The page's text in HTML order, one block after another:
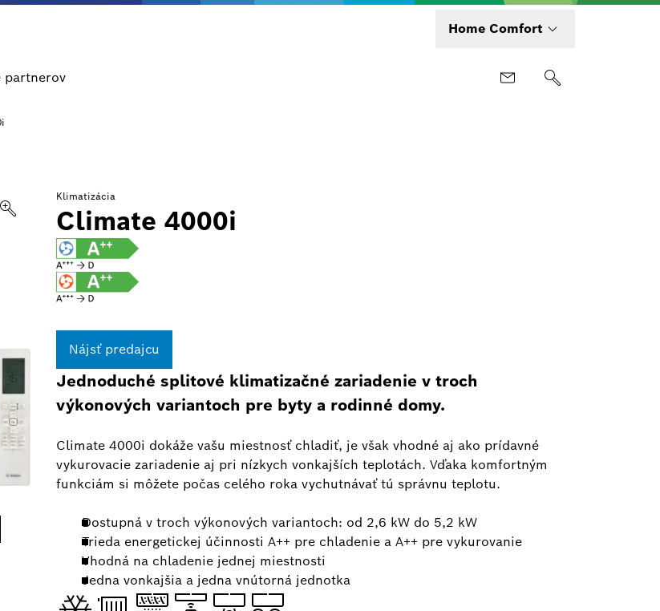
Home Comfort
partnerov
Klimatizácia
Climate 4000i
Nájsť predajcu
Jednoduché splitové klimatizačné zariadenie v troch
výkonových variantoch pre byty a rodinné domy.
Climate 4000i dokáže vašu miestnosť chladiť, je však vhodné aj ako prídavné
vykurovacie zariadenie aj pri nízkych vonkajších teplotách. Vďaka komfortným
funkciám si môžete počas celého roka vychutnávať tú správnu teplotu.
Dostupná v troch výkonových variantoch: od 2,6 kW do 5,2 kW
Trieda energetickej účinnosti A++ pre chladenie a A++ pre vykurovanie
Vhodná na chladenie jednej miestnosti
Jedna vonkajšia a jedna vnútorná jednotka